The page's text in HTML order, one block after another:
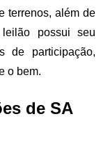
terrenos, além de
possui seu
de participação,
o bem.
de SA